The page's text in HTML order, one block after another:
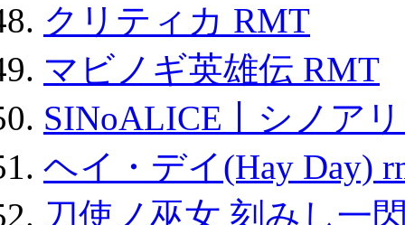
クリティカ RMT
マビノギ英雄伝 RMT
SINoALICE丨シノア
ヘイ・デイ(Hay Day)
刀使ノ巫女 刻みし一